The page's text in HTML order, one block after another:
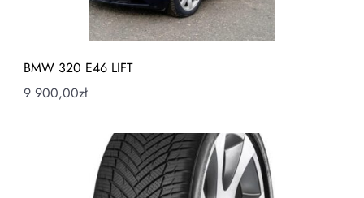
BMW 320 E46 LIFT
9 900,00zł